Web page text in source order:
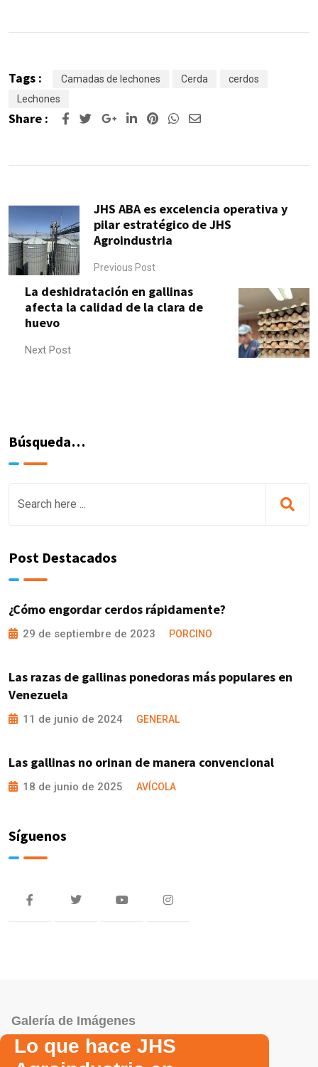
Tags : Camadas de lechones Cerda
cerdos
Lechones
Share :
JHS ABA es excelencia operativa y
pilar estratégico de JHS
Agroindustria
Previous Post
La deshidratación en gallinas
afecta la calidad de la clara de
huevo
Next Post
Búsqueda…
Post Destacados
¿Cómo engordar cerdos rápidamente?
29 de septiembre de 2023 PORCINO
Las razas de gallinas ponedoras más populares en
Venezuela
11 de junio de 2024 GENERAL
Las gallinas no orinan de manera convencional
18 de junio de 2025 AVÍCOLA
Síguenos
Galería de Imágenes
Lo que hace JHS